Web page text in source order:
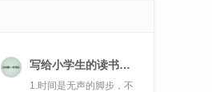
写给小学生的读书名言（写给小学生的读书名言名句）
1.时间是无声的脚步，不